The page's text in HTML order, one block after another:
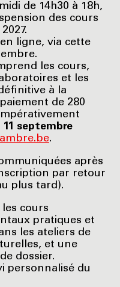
de 14h30 à 18h,
des cours
ligne, via cette
les cours,
et les
à la
de 280
septembre
.
après
par retour
plus tard).
cours
pratiques et
les ateliers de
et une
dossier.
personnalisé du